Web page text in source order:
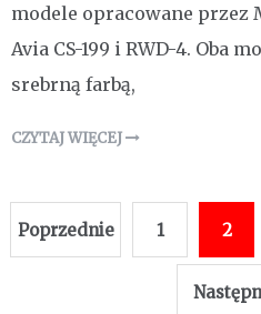
modele opracowane przez
Avia CS-199 i RWD-4. Oba
srebrną farbą,
CZYTAJ WIĘCEJ
Poprzednie 1 2